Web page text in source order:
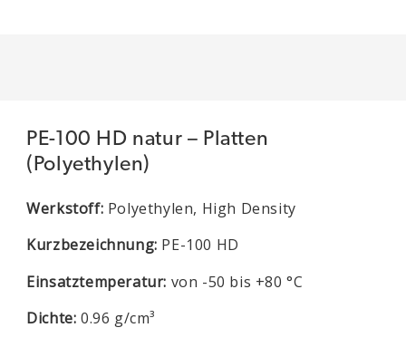
PE-100 HD natur – Platten
(Polyethylen)
Werkstoff: Polyethylen, High Density
Kurzbezeichnung: PE-100 HD
Einsatztemperatur: von -50 bis +80 °C
Dichte: 0.96 g/cm³